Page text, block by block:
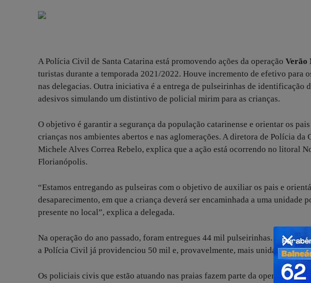
A Polícia Civil de Santa Catarina está promovendo ações da operação Verão
turistas durante a temporada 2021/2022. Houve incremento de efetivo para
nas delegacias. Outra iniciativa é a entrega de pulseirinhas de identificação
adesivos simulando um distintivo de policial mirim para as crianças.
O objetivo é garantir a segurança da população catarinense e orientar os
crianças nos ambientes abertos e nas aglomerações. A diretora de Polícia
Michele Alves Correa Rebelo, explica que a ação está ocorrendo no litoral
Florianópolis.
“Estamos entregando as pulseiras com o objetivo de auxiliar os pais e
desaparecimento, em que a criança deverá ser encaminhada a uma
presente no local”, explica a delegada.
Na operação do ano passado, foram entregues 44 mil pulseirinhas. A
a Polícia Civil já providenciou 50 mil e, provavelmente, mais unidades
Os policiais civis que estão atuando nas praias fazem parte da operação